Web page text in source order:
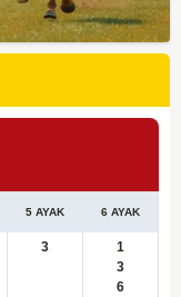
5 AYAK 6 AYAK
3
1
3
6